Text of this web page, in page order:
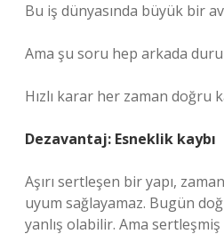
Bu iş dünyasında büyük bir
Ama şu soru hep arkada
Hızlı karar her zaman doğru
Dezavantaj: Esneklik kaybı
Aşırı sertleşen bir yapı,
uyum sağlayamaz. Bugün
yanlış olabilir. Ama